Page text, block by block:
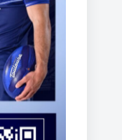
Rennie